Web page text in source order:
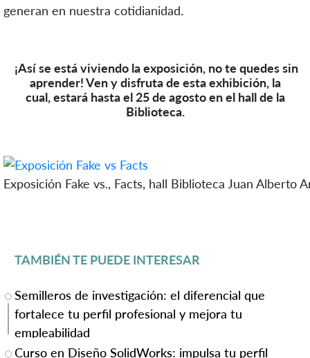
generan en nuestra cotidianidad.
¡Así se está viviendo la exposición, no te quedes sin
aprender! Ven y disfruta de esta exhibición, la
cual, estará hasta el 25 de agosto en el hall de la
Biblioteca.
Exposición Fake vs., Facts, hall Biblioteca Juan Alberto
TAMBIÉN TE PUEDE INTERESAR
Semilleros de investigación: el diferencial que
fortalece tu perfil profesional y mejora tu
empleabilidad
Curso en Diseño SolidWorks: impulsa tu perfil